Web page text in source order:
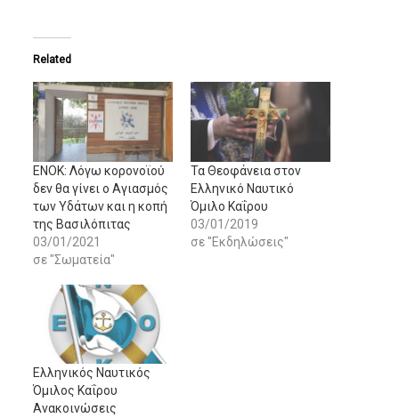
Related
ΕΝΟΚ: Λόγω κορονοϊού
δεν θα γίνει ο Αγιασμός
των Υδάτων και η κοπή
της Βασιλόπιτας
03/01/2021
σε "Σωματεία"
Τα Θεοφάνεια στον
Ελληνικό Ναυτικό
Όμιλο Καΐρου
03/01/2019
σε "Εκδηλώσεις"
Ελληνικός Ναυτικός
Όμιλος Καΐρου
Ανακοινώσεις